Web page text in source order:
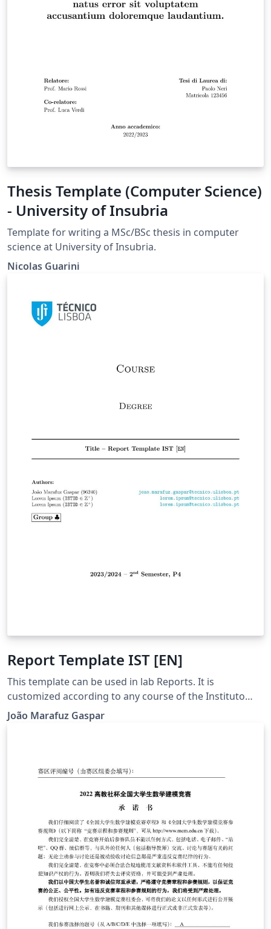
Thesis Template (Computer Science)
- University of Insubria
Template for writing a MSc/BSc thesis in computer
science at University of Insubria.
Nicolas Guarini
Report Template IST [EN]
This template can be used in lab Reports. It is
customized according to any course of the Instituto
Superior Técnico (IST) of the Universidade de Lisboa
(UL), but it can be used for other purposes.
João Marafuz Gaspar